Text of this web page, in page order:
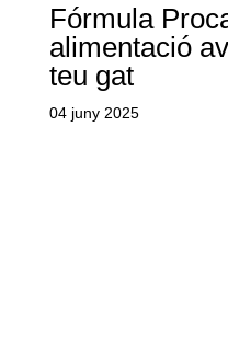
Fórmula
alimentació
teu gat
04 juny 2025